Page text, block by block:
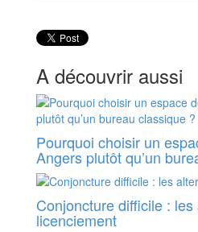
A découvrir aussi
Pourquoi choisir un
Angers plutôt qu’un
Conjoncture difficile :
licenciement